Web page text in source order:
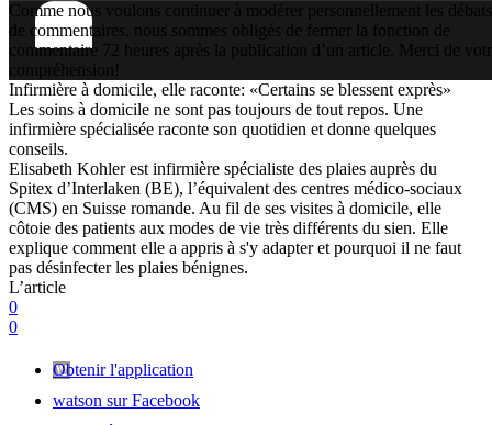
Comme nous voulons continuer à modérer personnellement les débats
de commentaires, nous sommes obligés de fermer la fonction de
commentaire 72 heures après la publication d’un article. Merci de
compréhension!
Infirmière à domicile, elle raconte: «Certains se blessent exprès»
Les soins à domicile ne sont pas toujours de tout repos. Une
infirmière spécialisée raconte son quotidien et donne quelques
conseils.
Elisabeth Kohler est infirmière spécialiste des plaies auprès du
Spitex d’Interlaken (BE), l’équivalent des centres médico-sociaux
(CMS) en Suisse romande. Au fil de ses visites à domicile, elle
côtoie des patients aux modes de vie très différents du sien. Elle
explique comment elle a appris à s'y adapter et pourquoi il ne faut
pas désinfecter les plaies bénignes.
L’article
0
0
Obtenir l'application
watson sur Facebook